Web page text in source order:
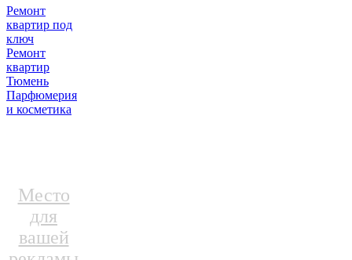
Ремонт
квартир под
ключ
Ремонт
квартир
Тюмень
Парфюмерия
и косметика
Место
для
вашей